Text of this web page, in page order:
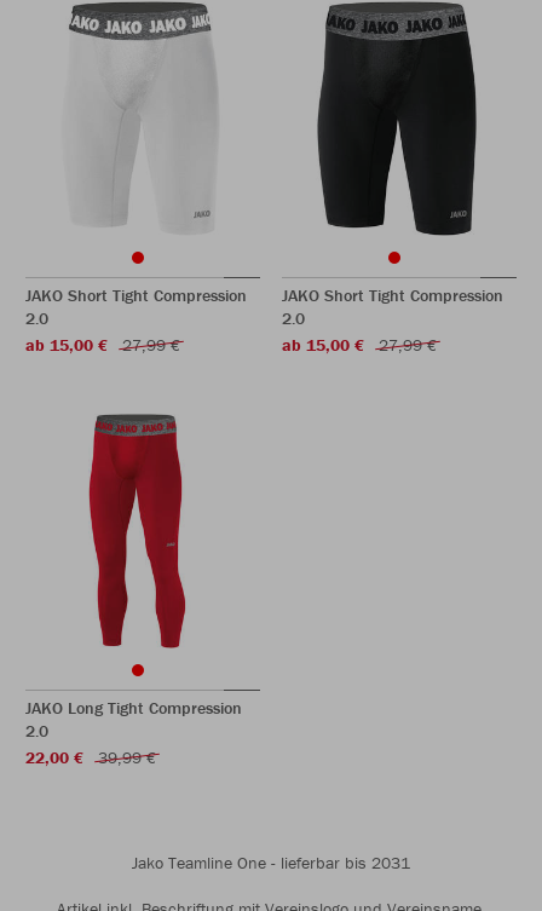
JAKO Short Tight Compression
2.0
ab 15,00 €
27,99 €
JAKO Short Tight Compression
2.0
ab 15,00 €
27,99 €
JAKO Long Tight Compression
2.0
22,00 €
39,99 €
Jako Teamline One - lieferbar bis 2031